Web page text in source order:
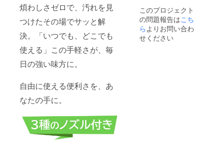
煩わしさゼロで、汚れを見
つけたその場でサッと解
決。「いつでも、どこでも
使える」この手軽さが、毎
日の強い味方に。
自由に使える便利さを、あ
なたの手に。
税込）をご
負担いただ
きます。
※保管期
限超過
などに
より荷
物が弊
このプロジェクト
の問題報告はこち
ら よりお問い合わ
せください